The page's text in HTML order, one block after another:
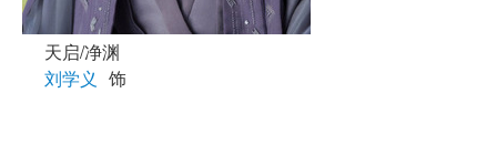
天启/净渊
刘学义 饰